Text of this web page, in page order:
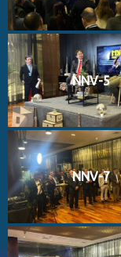
NNV-5
NNV-7